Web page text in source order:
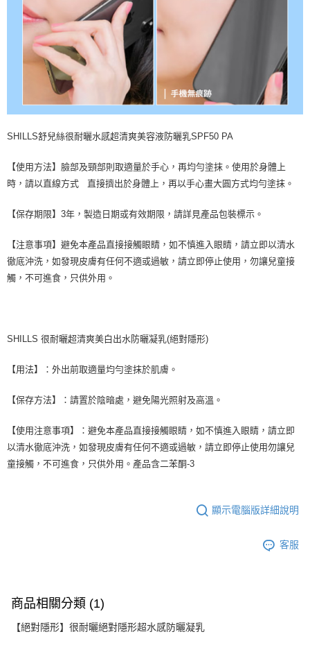
SHILLS舒兒絲很耐曬水感超清爽美容液防曬乳SPF50 PA
【使用方法】臉部及頸部則取適量於手心，再均勻塗抹。使用於身體上
時，請以直線方式 直接擠出於身體上，再以手心畫大圓方式均勻塗抹。
【保存期限】3年，製造日期或有效期限，請詳見產品包裝標示。
【注意事項】避免本產品直接接觸眼睛，如不慎進入眼睛，請立即以清水
徹底沖洗，如發現皮膚有任何不適或過敏，請立即停止使用，勿讓兒童接
觸，不可進食，只供外用。
SHILLS 很耐曬超清爽美白出水防曬凝乳(絕對隱形)
【用法】：外出前取適量均勻塗抹於肌膚。
【保存方法】：請置於陰暗處，避免陽光照射及高溫。
【使用注意事項】：避免本產品直接接觸眼睛，如不慎進入眼睛，請立即
以清水徹底沖洗，如發現皮膚有任何不適或過敏，請立即停止使用勿讓兒
童接觸，不可進食，只供外用。產品含二苯酮-3
顯示電腦版詳細說明
客服
商品相關分類 (1)
【絕對隱形】很耐曬絕對隱形超水感防曬凝乳